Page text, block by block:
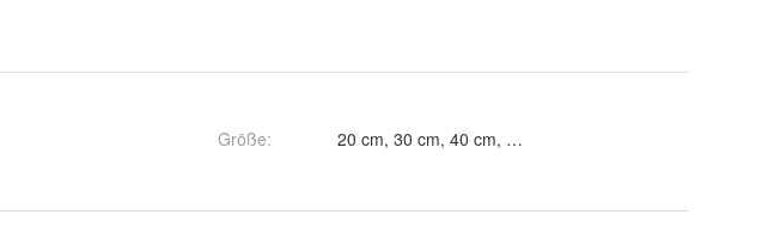
Größe: